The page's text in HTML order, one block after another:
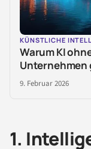
KÜNSTLICHE
Warum KI
Unternehmen
9. Februar 2026
1.